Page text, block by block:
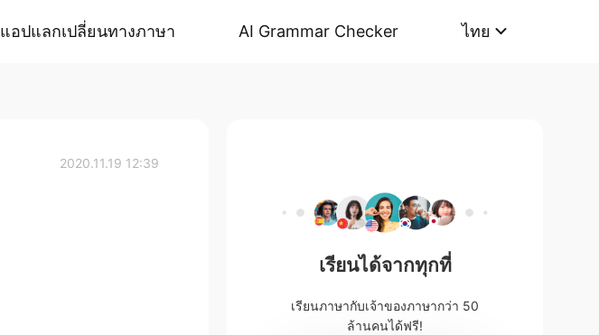
แอปแลกเปลี่ยนทางภาษา AI Grammar Checker ไทย
2020.11.19 12:39
เรียนได้จากทุกที่
เรียนภาษากับเจ้าของภาษากว่า 50
ล้านคนได้ฟรี!